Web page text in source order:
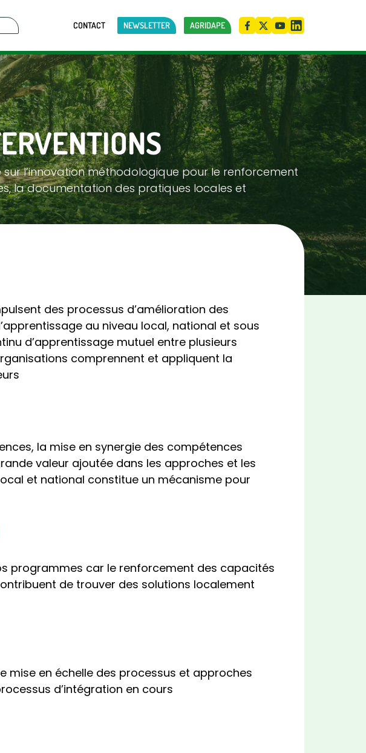
CONTACT NEWSLETTER AGRIDAPE
l’innovation méthodologique pour le renforcement
la documentation des pratiques locales et
des processus d’amélioration des
au niveau local, national et sous
d’apprentissage mutuel entre plusieurs
comprennent et appliquent la
la mise en synergie des compétences
valeur ajoutée dans les approches et les
et national constitue un mécanisme pour
programmes car le renforcement des capacités
de trouver des solutions localement
mise en échelle des processus et approches
d’intégration en cours